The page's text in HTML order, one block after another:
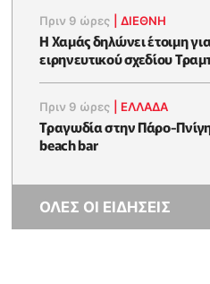
Πριν 9 ώρες |ΔΙΕΘΝΗ
Η Χαμάς δηλώνει έτοιμη
ειρηνευτικού σχεδίου
Πριν 9 ώρες ΕΛΛΑΔΑ
Τραγωδία στην Πάρο-
beach bar
ΟΛΕΣ ΟΙ ΕΙΔΗΣΕΙΣ